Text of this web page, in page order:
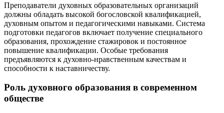
Преподаватели духовных образовательных организаций
должны обладать высокой богословской квалификацией,
духовным опытом и педагогическими навыками. Система
подготовки педагогов включает получение специального
образования, прохождение стажировок и постоянное
повышение квалификации. Особые требования
предъявляются к духовно-нравственным качествам и
способности к наставничеству.
Роль духовного образования в современном
обществе